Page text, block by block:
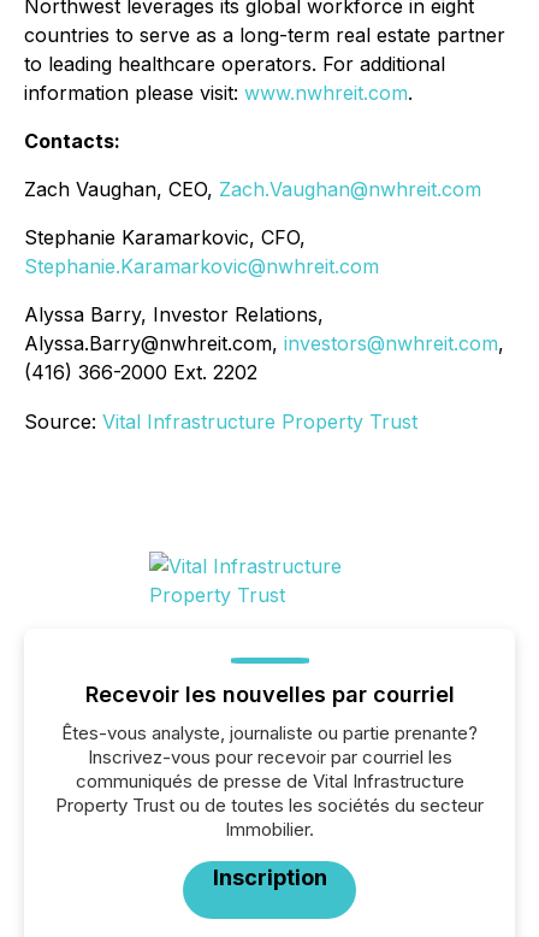
Northwest leverages its global workforce in eight
countries to serve as a long-term real estate partner
to leading healthcare operators. For additional
information please visit: www.nwhreit.com.
Contacts:
Zach Vaughan, CEO, Zach.Vaughan@nwhreit.com
Stephanie Karamarkovic, CFO,
Stephanie.Karamarkovic@nwhreit.com
Alyssa Barry, Investor Relations,
Alyssa.Barry@nwhreit.com, investors@nwhreit.com,
(416) 366-2000 Ext. 2202
Source: Vital Infrastructure Property Trust
Recevoir les nouvelles par courriel
Êtes-vous analyste, journaliste ou partie prenante?
Inscrivez-vous pour recevoir par courriel les
communiqués de presse de Vital Infrastructure
Property Trust ou de toutes les sociétés du secteur
Immobilier.
Inscription